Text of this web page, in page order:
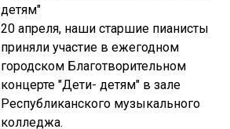
детям"
20 апреля, наши старшие пианисты
приняли участие в ежегодном
городском Благотворительном
концерте "Дети- детям" в зале
Республиканского музыкального
колледжа.